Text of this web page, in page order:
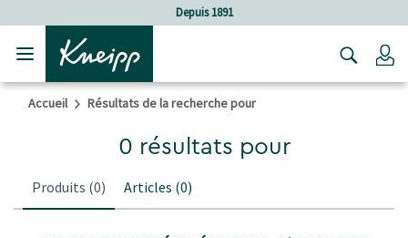
Sauter au contenu du pied de page
Depuis 1891
Accueil Résultats de la recherche pour
0 résultats pour
Produits (0) Articles (0)